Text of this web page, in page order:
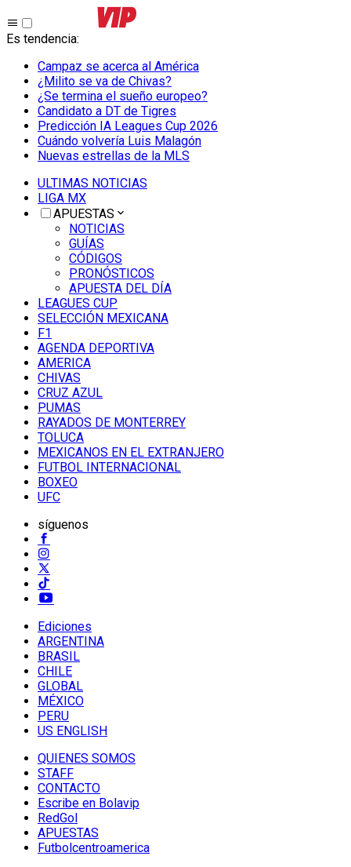
Es tendencia:
Campaz se acerca al América
¿Milito se va de Chivas?
¿Se termina el sueño europeo?
Candidato a DT de Tigres
Predicción IA Leagues Cup 2026
Cuándo volvería Luis Malagón
Nuevas estrellas de la MLS
ULTIMAS NOTICIAS
LIGA MX
APUESTAS
NOTICIAS
GUÍAS
CÓDIGOS
PRONÓSTICOS
APUESTA DEL DÍA
LEAGUES CUP
SELECCIÓN MEXICANA
F1
AGENDA DEPORTIVA
AMERICA
CHIVAS
CRUZ AZUL
PUMAS
RAYADOS DE MONTERREY
TOLUCA
MEXICANOS EN EL EXTRANJERO
FUTBOL INTERNACIONAL
BOXEO
UFC
síguenos
Ediciones
ARGENTINA
BRASIL
CHILE
GLOBAL
MÉXICO
PERU
US ENGLISH
QUIENES SOMOS
STAFF
CONTACTO
Escribe en Bolavip
RedGol
APUESTAS
Futbolcentroamerica